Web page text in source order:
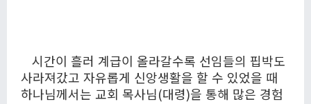
시간이 흘러 계급이 올라갈수록 선임들의 핍박도
사라져갔고 자유롭게 신앙생활을 할 수 있었을 때
하나님께서는 교회 목사님(대령)을 통해 많은 경험